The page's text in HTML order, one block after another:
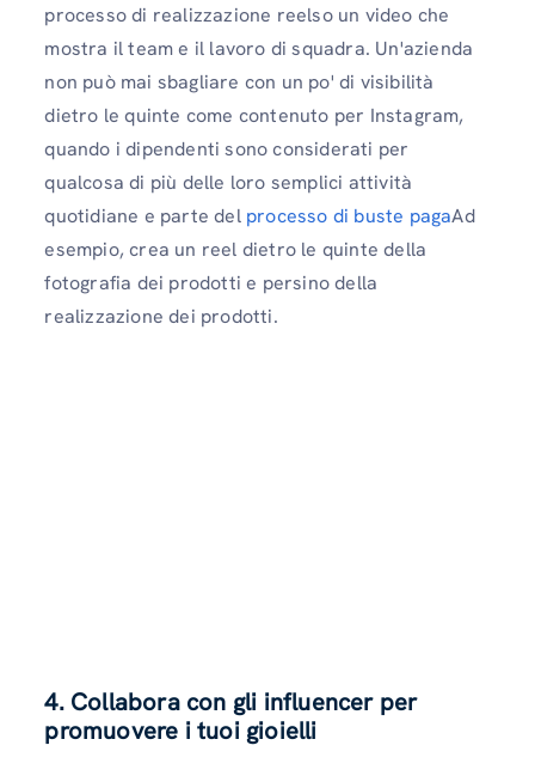
processo di realizzazione reelso un video che
mostra il team e il lavoro di squadra. Un'azienda
non può mai sbagliare con un po' di visibilità
dietro le quinte come contenuto per Instagram,
quando i dipendenti sono considerati per
qualcosa di più delle loro semplici attività
quotidiane e parte del processo di buste pagaAd
esempio, crea un reel dietro le quinte della
fotografia dei prodotti e persino della
realizzazione dei prodotti.
4. Collabora con gli influencer per
promuovere i tuoi gioielli